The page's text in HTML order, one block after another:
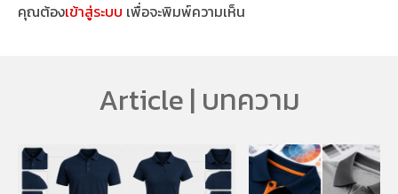
คุณต้องเข้าสู่ระบบ เพื่อจะพิมพ์ความเห็น
Article | บทความ